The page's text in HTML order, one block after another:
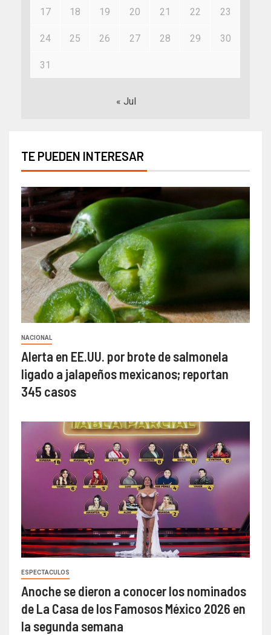
17 18 19 20 21 22 23
24 25 26 27 28 29 30
31
« Jul
TE PUEDEN INTERESAR
NACIONAL
Alerta en EE.UU. por brote de salmonela
ligado a jalapeños mexicanos; reportan
345 casos
ESPECTACULOS
Anoche se dieron a conocer los nominados
de La Casa de los Famosos México 2026 en
la segunda semana